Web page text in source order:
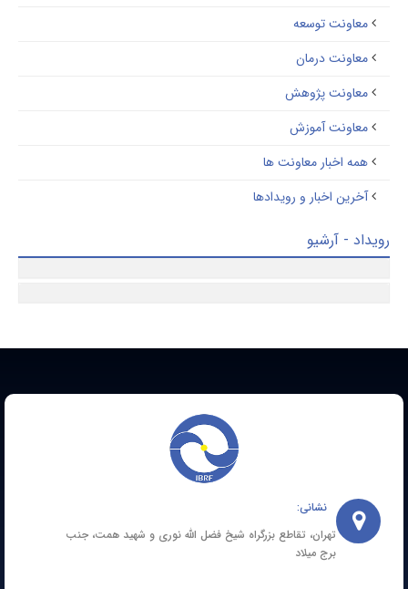
معاونت توسعه
معاونت درمان
معاونت پژوهش
معاونت آموزش
همه اخبار معاونت ها
آخرین اخبار و رویدادها
- آرشیو
نشانی:
تهران، تقاطع بزرگراه شیخ فضل الله نوری و شهید همت، جنب
برج میلاد